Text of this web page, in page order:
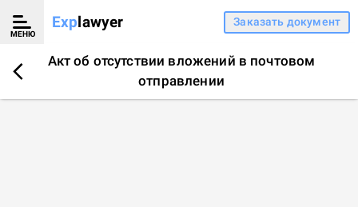
МЕНЮ
Explawyer Заказать документ
Акт об отсутствии вложений в почтовом
отправлении